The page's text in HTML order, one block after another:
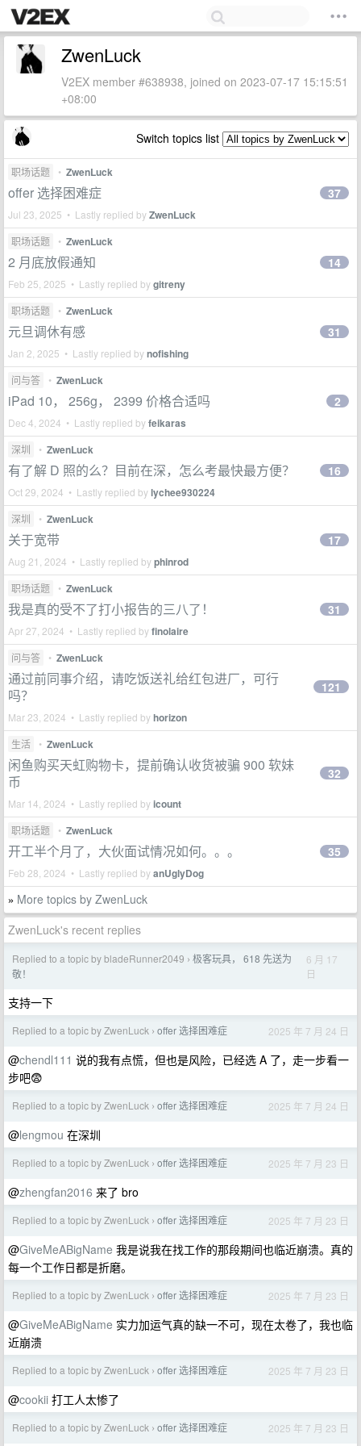
ZwenLuck
V2EX member #638938, joined on 2023-07-17 15:15:51
+08:00
Switch topics list
职场话题 • ZwenLuck
offer 选择困难症
Jul 23, 2025 • Lastly replied byZwenLuck
37
职场话题 • ZwenLuck
2 月底放假通知
Feb 25, 2025 • Lastly replied bygitreny
14
职场话题 • ZwenLuck
元旦调休有感
Jan 2, 2025 • Lastly replied bynofishing
31
问与答 • ZwenLuck
iPad 10， 256g， 2399 价格合适吗
Dec 4, 2024 • Lastly replied byfeikaras
2
深圳 • ZwenLuck
有了解 D 照的么？目前在深，怎么考最快最方便？
Oct 29, 2024 • Lastly replied bylychee930224
16
深圳 • ZwenLuck
关于宽带
Aug 21, 2024 • Lastly replied byphinrod
17
职场话题 • ZwenLuck
我是真的受不了打小报告的三八了！
Apr 27, 2024 • Lastly replied byfinolaire
31
问与答 • ZwenLuck
通过前同事介绍，请吃饭送礼给红包进厂，可行
吗？
Mar 23, 2024 • Lastly replied byhorizon
121
生活 • ZwenLuck
闲鱼购买天虹购物卡，提前确认收货被骗 900 软妹
币
Mar 14, 2024 • Lastly replied byicount
32
职场话题 • ZwenLuck
开工半个月了，大伙面试情况如何。。。
Feb 28, 2024 • Lastly replied byanUglyDog
35
» More topics by ZwenLuck
ZwenLuck's recent replies
Replied to a topic by bladeRunner2049 › 极客玩具， 618 先送为
敬！
6 月 17
日
支持一下
Replied to a topic by ZwenLuck › offer 选择困难症 2025 年 7 月 24 日
@chendl111 说的我有点慌，但也是风险，已经选 A 了，走一步看一
步吧😨
Replied to a topic by ZwenLuck › offer 选择困难症 2025 年 7 月 24 日
@lengmou 在深圳
Replied to a topic by ZwenLuck › offer 选择困难症 2025 年 7 月 23 日
@zhengfan2016 来了 bro
Replied to a topic by ZwenLuck › offer 选择困难症 2025 年 7 月 23 日
@GiveMeABigName 我是说我在找工作的那段期间也临近崩溃。真的
每一个工作日都是折磨。
Replied to a topic by ZwenLuck › offer 选择困难症 2025 年 7 月 23 日
@GiveMeABigName 实力加运气真的缺一不可，现在太卷了，我也临
近崩溃
Replied to a topic by ZwenLuck › offer 选择困难症 2025 年 7 月 23 日
@cookii 打工人太惨了
Replied to a topic by ZwenLuck › offer 选择困难症 2025 年 7 月 23 日